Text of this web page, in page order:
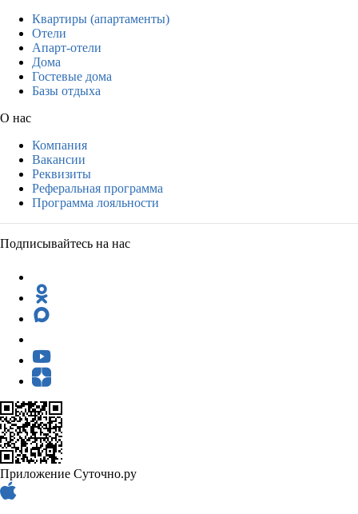
Квартиры (апартаменты)
Отели
Апарт-отели
Дома
Гостевые дома
Базы отдыха
О нас
Компания
Вакансии
Реквизиты
Реферальная программа
Программа лояльности
Подписывайтесь на нас
Приложение Суточно.ру